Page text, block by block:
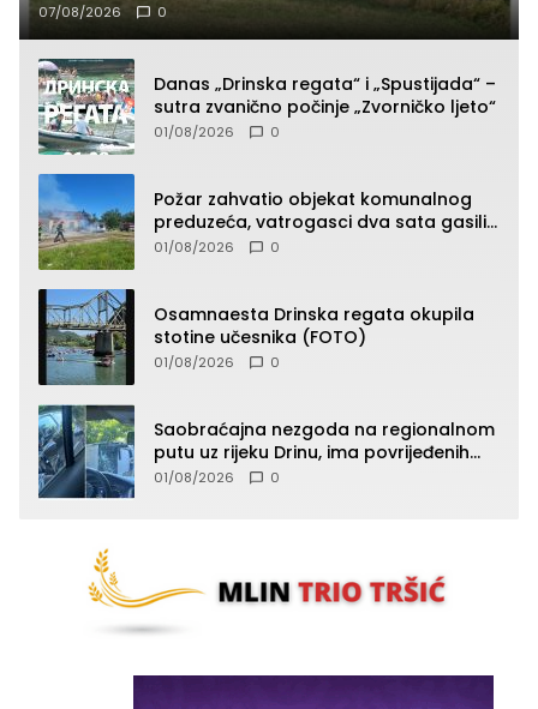
07/08/2026 0
Danas „Drinska regata“ i „Spustijada“ –
sutra zvanično počinje „Zvorničko ljeto“
01/08/2026 0
Požar zahvatio objekat komunalnog
preduzeća, vatrogasci dva sata gasili
vatru (FOTO)
01/08/2026 0
Osamnaesta Drinska regata okupila
stotine učesnika (FOTO)
01/08/2026 0
Saobraćajna nezgoda na regionalnom
putu uz rijeku Drinu, ima povrijeđenih
lica (FOTO)
01/08/2026 0